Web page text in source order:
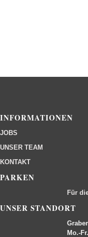
INFORMATIONEN
JOBS
UNSER TEAM
KONTAKT
PARKEN
Für
UNSER STANDORT
Mo.-